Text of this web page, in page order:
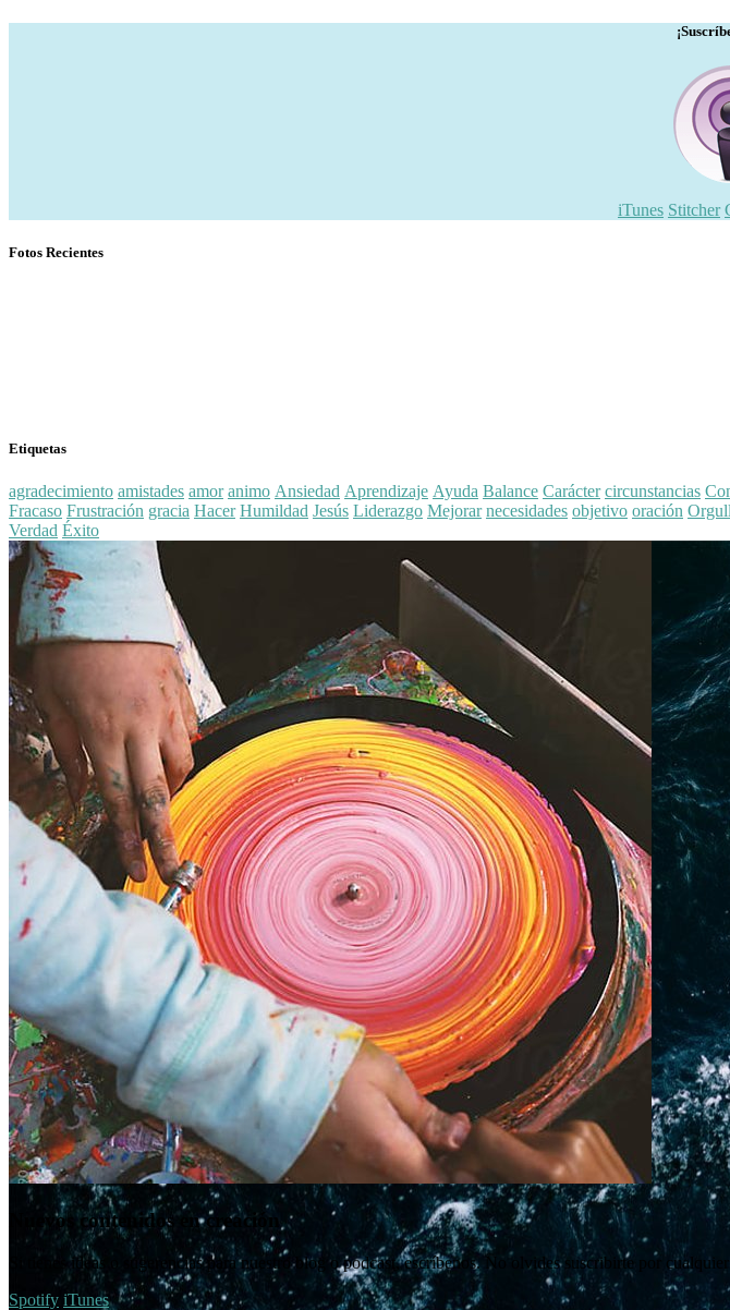
iTunes Stitcher
Fotos Recientes
Etiquetas
agradecimiento amistades amor animo Ansiedad Aprendizaje Ayuda Balance Carácter circunstancias
Fracaso Frustración gracia Hacer Humildad Jesús Liderazgo Mejorar necesidades objetivo oración
Verdad Éxito
Nuevos contenidos en creación
Si tienes ideas o sugerencias para nuestro blog o podcast, escríbenos. No olvides suscribirte por
Spotify iTunes